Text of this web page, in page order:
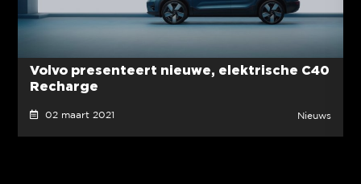
Volvo presenteert nieuwe, elektrische C40
Recharge
02 maart 2021 Nieuws